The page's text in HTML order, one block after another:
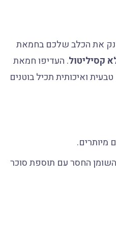
את הכלב שלכם בחמאת
קסיליטול. העדיפו חמאת
ואיכותית תכיל בוטנים
מיותרים.
החסר עם תוספת סוכר